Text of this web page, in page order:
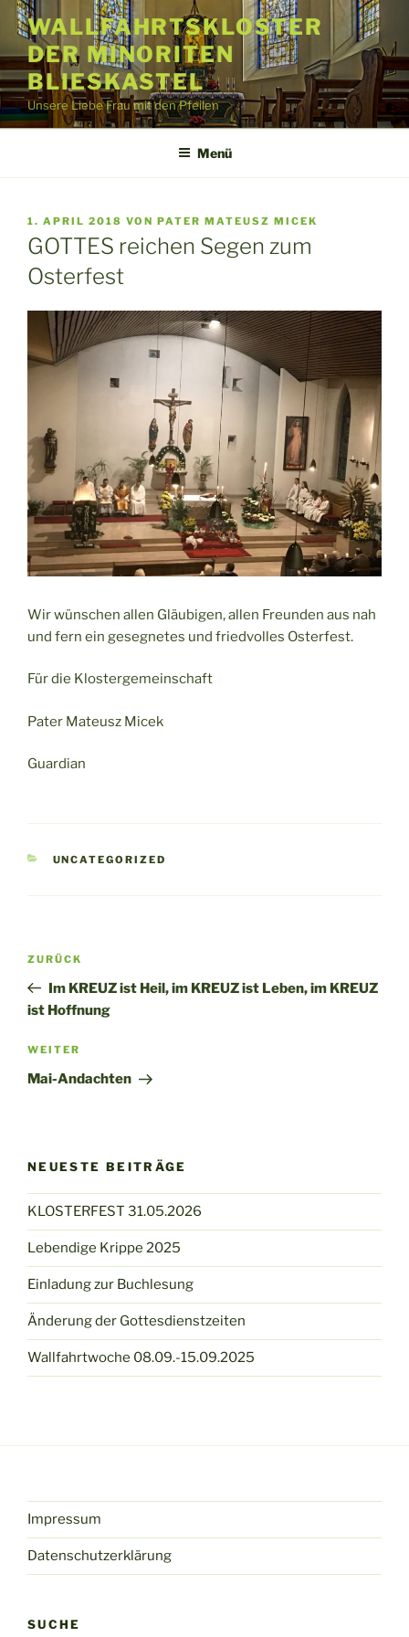
Zum
Inhalt
springen
WALLFAHRTSKLOSTER
DER MINORITEN
BLIESKASTEL
Unsere Liebe Frau mit den Pfeilen
Menü
VERÖFFENTLICHT
AM
1. APRIL 2018 VON PATER MATEUSZ MICEK
GOTTES reichen Segen zum
Osterfest
Wir wünschen allen Gläubigen, allen Freunden aus nah
und fern ein gesegnetes und friedvolles Osterfest.
Für die Klostergemeinschaft
Pater Mateusz Micek
Guardian
KATEGORIEN
UNCATEGORIZED
Beitragsnavigation
Vorheriger
Beitrag
ZURÜCK
Im KREUZ ist Heil, im KREUZ ist Leben, im KREUZ
ist Hoffnung
Nächster
Beitrag
WEITER
Mai-Andachten
NEUESTE BEITRÄGE
KLOSTERFEST 31.05.2026
Lebendige Krippe 2025
Einladung zur Buchlesung
Änderung der Gottesdienstzeiten
Wallfahrtwoche 08.09.-15.09.2025
Impressum
Datenschutzerklärung
SUCHE